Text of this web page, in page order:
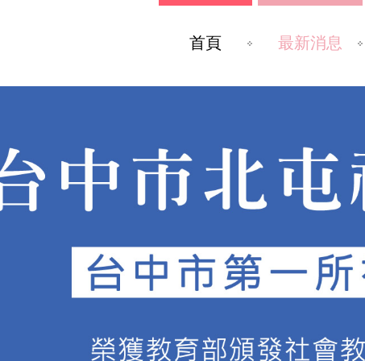
首頁 最新消息